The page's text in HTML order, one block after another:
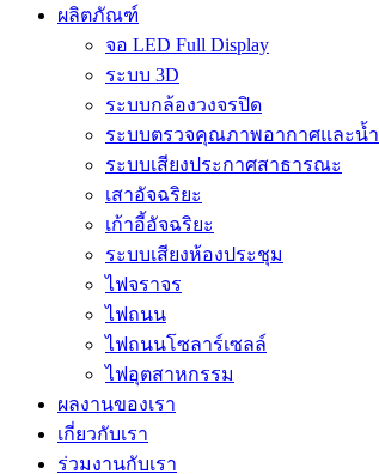
ผลิตภัณฑ์
จอ LED Full Display
ระบบ 3D
ระบบกล้องวงจรปิด
ระบบตรวจคุณภาพอากาศและน้ำ
ระบบเสียงประกาศสาธารณะ
เสาอัจฉริยะ
เก้าอี้อัจฉริยะ
ระบบเสียงห้องประชุม
ไฟจราจร
ไฟถนน
ไฟถนนโซลาร์เซลล์
ไฟอุตสาหกรรม
ผลงานของเรา
เกี่ยวกับเรา
ร่วมงานกับเรา